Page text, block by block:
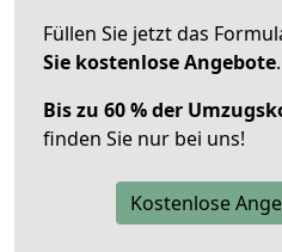
Füllen Sie jetzt das
Sie kostenlose Angebote.
Bis zu 60 % der
finden Sie nur bei uns!
Kostenlose